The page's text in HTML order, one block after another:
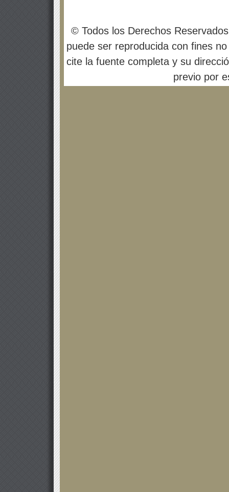
© Todos los Derechos
puede ser reproducida con fines
cite la fuente completa y su
previo por